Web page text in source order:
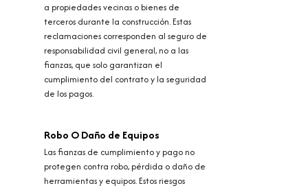
a propiedades vecinas o bienes de
terceros durante la construcción. Estas
reclamaciones corresponden al seguro de
responsabilidad civil general, no a las
fianzas, que solo garantizan el
cumplimiento del contrato y la seguridad
de los pagos.
Robo O Daño de Equipos
Las fianzas de cumplimiento y pago no
protegen contra robo, pérdida o daño de
herramientas y equipos. Estos riesgos